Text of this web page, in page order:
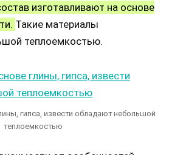
изготавливают на основе
Такие материалы
теплоемкостью.
гипса, извести обладают небольшой
теплоемкостью